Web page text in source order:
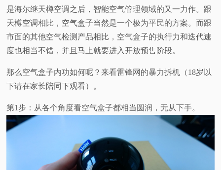
视
科
普
是海尔继天樽空调之后，智能空气管理领域的又一力作。跟
天樽空调相比，空气盒子当然是一个极为平民的方案。而跟
市面的其他空气检测产品相比，空气盒子的执行力和迭代速
度也相当不错，并且马上就要进入开放预售阶段。
那么空气盒子内功如何呢？来看雷锋网的暴力拆机（18岁以
下请在家长陪同下观看）。
第1步：从各个角度看空气盒子都相当圆润，无从下手。